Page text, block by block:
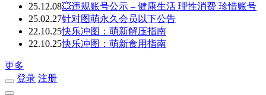
25.12.08💥违规账号公示 – 健康生活 理性消费 珍惜账号
25.02.27针对图萌永久会员以下公告
22.10.25快乐冲图：萌新解压指南
22.10.25快乐冲图：萌新食用指南
更多
登录 注册